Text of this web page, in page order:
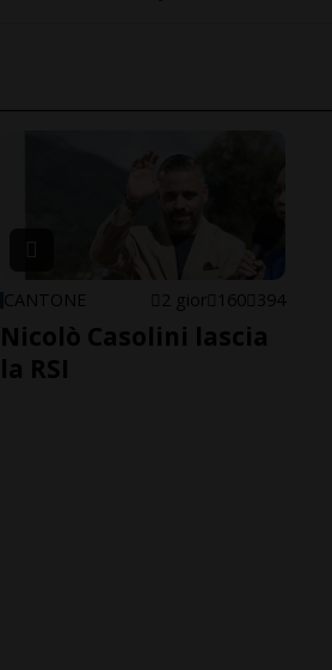
CANTONE 2 gior 160 394
Nicolò Casolini lascia
la RSI